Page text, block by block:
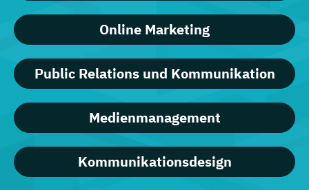
Online Marketing
Public Relations und Kommunikation
Medienmanagement
Kommunikationsdesign